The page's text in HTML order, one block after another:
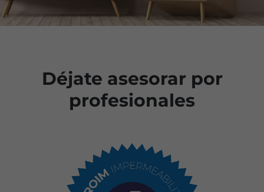
Déjate asesorar por
profesionales